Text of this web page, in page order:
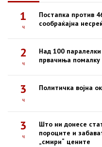
1
ч
Постапка против
сообраќајна
2
ч
Над 100
првачиња
3
ч
Политичка војна
3
ч
Што ни донесе
пороците и
„смири“ цените